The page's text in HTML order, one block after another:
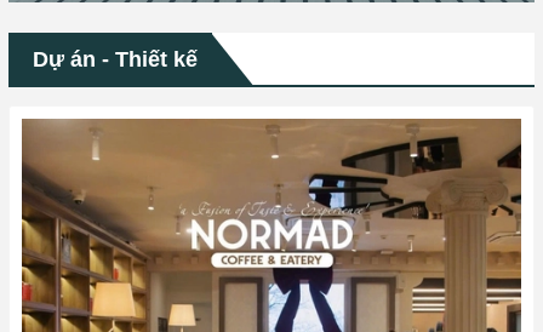
Dự án - Thiết kế